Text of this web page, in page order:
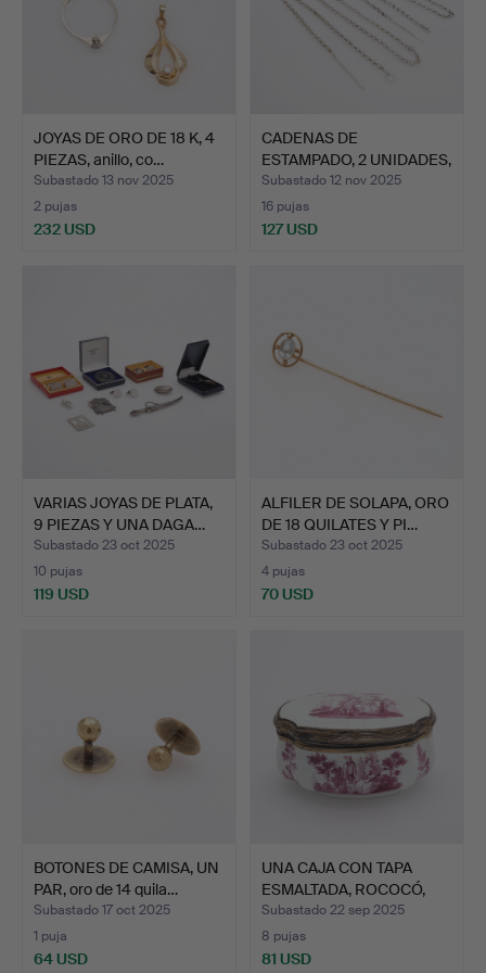
JOYAS DE ORO DE 18 K, 4
PIEZAS, anillo, co…
Subastado 13 nov 2025
2 pujas
232 USD
CADENAS DE
ESTAMPADO, 2 UNIDADES,
PLATEADA…
Subastado 12 nov 2025
16 pujas
127 USD
VARIAS JOYAS DE PLATA,
9 PIEZAS Y UNA DAGA…
Subastado 23 oct 2025
10 pujas
119 USD
ALFILER DE SOLAPA, ORO
DE 18 QUILATES Y PI…
Subastado 23 oct 2025
4 pujas
70 USD
BOTONES DE CAMISA, UN
PAR, oro de 14 quila…
Subastado 17 oct 2025
1 puja
64 USD
UNA CAJA CON TAPA
ESMALTADA, ROCOCÓ,
SIGLO…
Subastado 22 sep 2025
8 pujas
81 USD